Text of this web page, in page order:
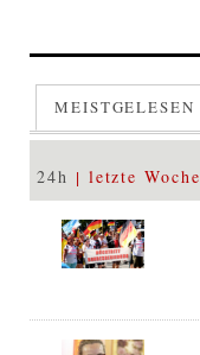
MEISTGELESEN
24h letzte Woche